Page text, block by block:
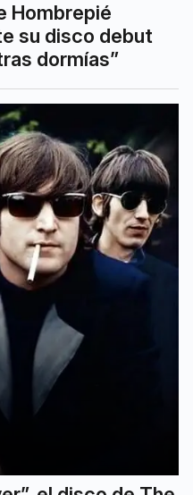
Hombrepié
su disco debut
dormías”